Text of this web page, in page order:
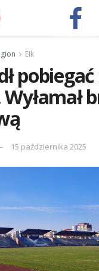
Ełk
15 października 2025